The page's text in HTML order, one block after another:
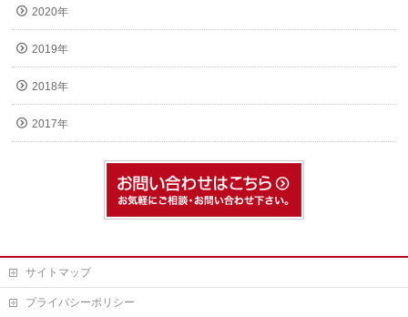
2020年
2019年
2018年
2017年
サイトマップ
プライバシーポリシー